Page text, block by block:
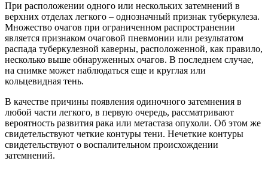
При расположении одного или нескольких затемнений в
верхних отделах легкого – однозначный признак туберкулеза.
Множество очагов при ограниченном распространении
является признаком очаговой пневмонии или результатом
распада туберкулезной каверны, расположенной, как правило,
несколько выше обнаруженных очагов. В последнем случае,
на снимке может наблюдаться еще и круглая или
кольцевидная тень.
В качестве причины появления одиночного затемнения в
любой части легкого, в первую очередь, рассматривают
вероятность развития рака или метастаза опухоли. Об этом же
свидетельствуют четкие контуры тени. Нечеткие контуры
свидетельствуют о воспалительном происхождении
затемнений.